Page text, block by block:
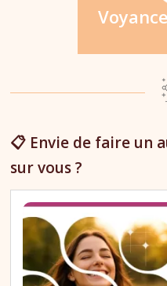
📋 Envie de faire un
sur vous ?